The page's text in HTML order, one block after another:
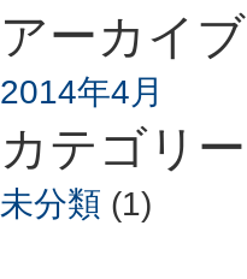
アーカイブ
2014年4月
カテゴリー
未分類 (1)